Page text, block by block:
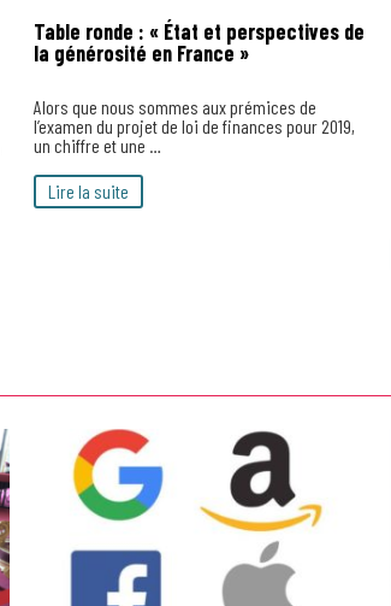
Table ronde : « État et perspectives de
la générosité en France »
Alors que nous sommes aux prémices de
l’examen du projet de loi de finances pour 2019,
un chiffre et une …
Lire la suite